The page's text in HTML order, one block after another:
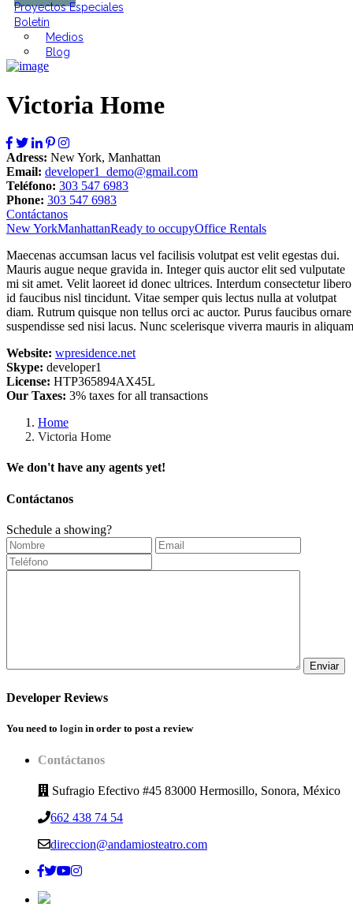
Proyectos Especiales
Boletín
Medios
Blog
Victoria Home
Adress: New York, Manhattan
Email: developer1_demo@gmail.com
Teléfono: 303 547 6983
Phone: 303 547 6983
Contáctanos
New YorkManhattanReady to occupyOffice Rentals
Maecenas accumsan lacus vel facilisis volutpat est velit egestas dui.
Mauris augue neque gravida in. Integer quis auctor elit sed vulputate
mi sit amet. Velit laoreet id donec ultrices. Interdum consectetur libero
id faucibus nisl tincidunt. Vitae semper quis lectus nulla at volutpat
diam. Rutrum quisque non tellus orci ac auctor. Purus faucibus ornare
suspendisse sed nisi lacus. Nunc scelerisque viverra mauris in
Website: wpresidence.net
Skype: developer1
License: HTP365894AX45L
Our Taxes: 3% taxes for all transactions
Home
Victoria Home
We don't have any agents yet!
Contáctanos
Schedule a showing?
Developer Reviews
You need to login in order to post a review
Contáctanos
Sufragio Efectivo #45 83000 Hermosillo, Sonora, México
662 438 74 54
direccion@andamiosteatro.com